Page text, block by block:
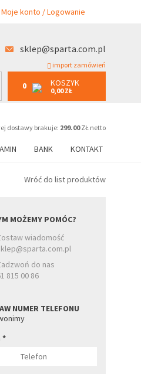
Moje konto / Logowanie
sklep@sparta.com.pl
import zamówień
0 KOSZYK
0,00 ZŁ
dostawy brakuje: 299.00ZŁ netto
BANK KONTAKT
0 KOSZYK
0,00 ZŁ
Wróć do list produktów
MOŻEMY POMÓC?
wiadomość
do nas
815 00 86
NUMER TELEFONU
*